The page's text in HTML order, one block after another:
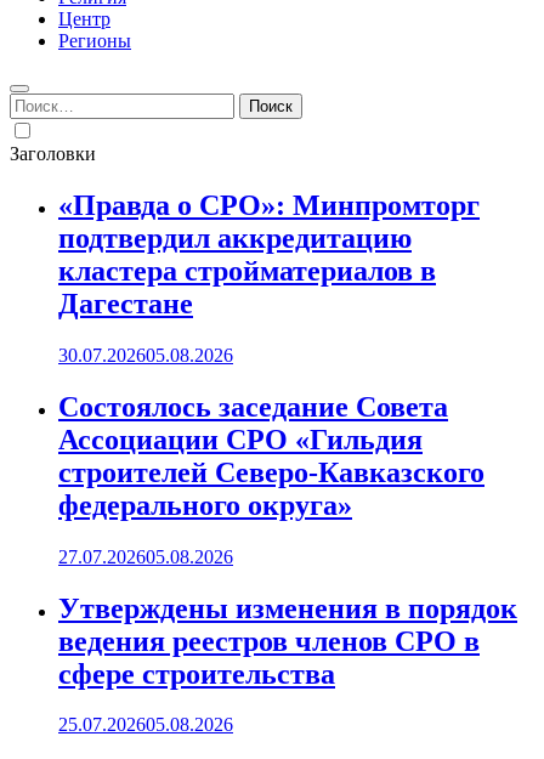
Центр
Регионы
Найти:
Заголовки
«Правда о СРО»: Минпромторг
подтвердил аккредитацию
кластера стройматериалов в
Дагестане
30.07.202605.08.2026
Состоялось заседание Совета
Ассоциации СРО «Гильдия
строителей Северо-Кавказского
федерального округа»
27.07.202605.08.2026
Утверждены изменения в порядок
ведения реестров членов СРО в
сфере строительства
25.07.202605.08.2026